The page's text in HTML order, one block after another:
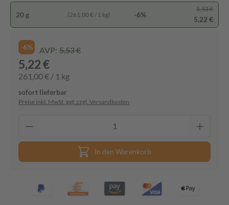
20 g (261,00 € / 1 kg) -6%
5,53 €
5,22 €
-6% AVP: 5,53 €
5,22 €
261,00 € / 1 kg
sofort lieferbar
Preise inkl. MwSt. ggf. zzgl. Versandkosten
In den Warenkorb